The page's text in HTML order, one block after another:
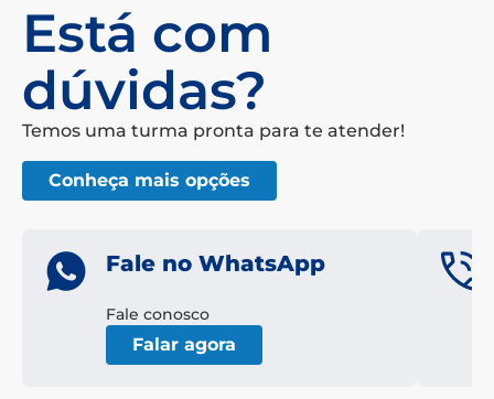
Está com
dúvidas?
Temos uma turma pronta para te atender!
Conheça mais opções
Fale no WhatsApp
Fale conosco
Falar agora